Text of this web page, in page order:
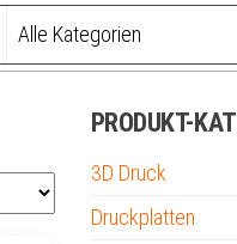
PRODUKT-
3D Druck
Druckplatten